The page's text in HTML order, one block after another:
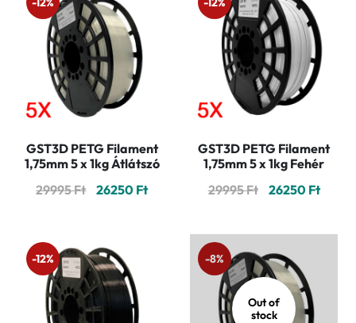
GST3D PETG Filament
1,75mm 5 x 1kg Átlátszó
29995Ft Original
29995 Ft.
26250 FtCurrent
26250 Ft.
GST3D PETG Filament
1,75mm 5 x 1kg Fehér
29995Ft Original
was:
29995 Ft.
26250 Ft
is:
-12%
Out of
stock
-8%